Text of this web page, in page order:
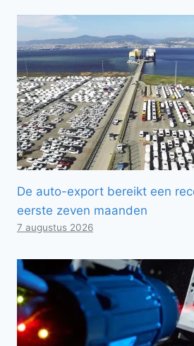
De auto-export bereikt een
eerste zeven maanden
7 augustus 2026